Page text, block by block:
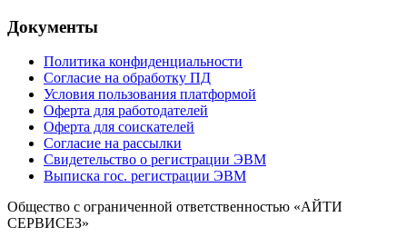
Документы
Политика конфиденциальности
Согласие на обработку ПД
Условия пользования платформой
Оферта для работодателей
Оферта для соискателей
Согласие на рассылки
Свидетельство о регистрации ЭВМ
Выписка гос. регистрации ЭВМ
Общество с ограниченной ответственностью «АЙТИ
СЕРВИСЕЗ»